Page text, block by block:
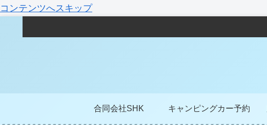
コンテンツへスキップ
合同会社SHK キャンピングカー予約